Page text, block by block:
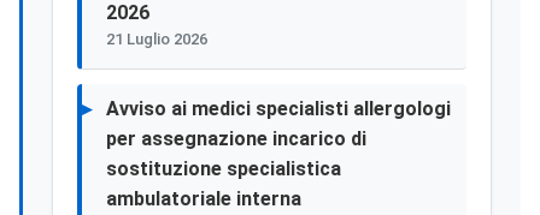
2026
21 Luglio 2026
Avviso ai medici specialisti allergologi
per assegnazione incarico di
sostituzione specialistica
ambulatoriale interna